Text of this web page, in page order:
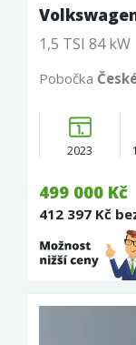
499 000 Kč
412 397 Kč
1,5 TSI 84 kW
Pobočka
2023